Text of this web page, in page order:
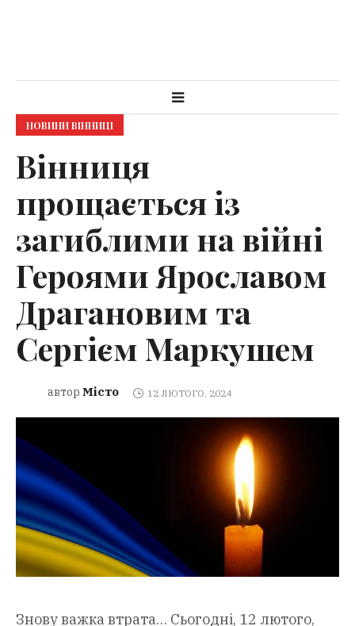
НОВИНИ ВІННИЦІ
Вінниця
прощається із
загиблими на війні
Героями Ярославом
Драгановим та
Сергієм Маркушем
автор Місто 12 ЛЮТОГО, 2024
Знову важка втрата… Сьогодні, 12 лютого,